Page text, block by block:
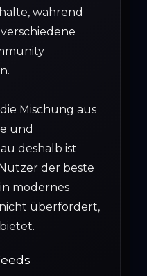
während
Mischung aus
und
deshalb ist
der beste
modernes
überfordert,